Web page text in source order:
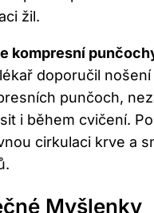
žil.
kompresní
doporučil nošení
punčoch,
i během cvičení.
cirkulaci krve a
Myšlenky